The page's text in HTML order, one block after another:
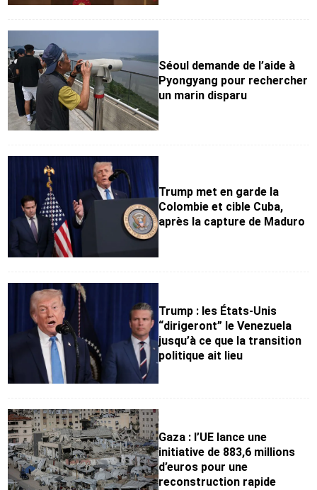
Séoul demande de l’aide à
Pyongyang pour rechercher
un marin disparu
Trump met en garde la
Colombie et cible Cuba,
après la capture de Maduro
Trump : les États-Unis
“dirigeront” le Venezuela
jusqu’à ce que la transition
politique ait lieu
Gaza : l’UE lance une
initiative de 883,6 millions
d’euros pour une
reconstruction rapide